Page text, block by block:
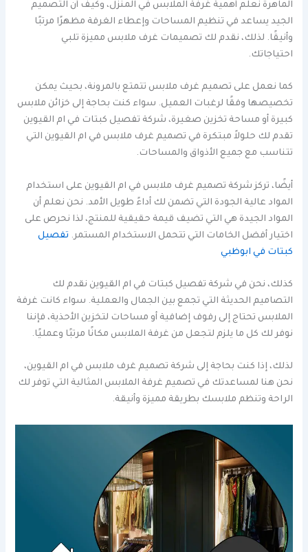
الماهرة نعلم أهمية غرفة الملابس في المنزل، وكيف أن التصميم
الجيد يساعد في تنظيم المساحات وإعطاء الغرفة مظهرًا مرتبًا
وأنيقًا. لذلك، نقدم لك تصميمات غرف ملابس مميزة تلبي
احتياجاتك.
كما نعمل على تصميم غرف ملابس تتمتع بالمرونة، بحيث يمكن
تخصيصها وفقًا لرغبات العميل. سواء كنت بحاجة إلى خزائن ملابس
كبيرة أو مساحة تخزين صغيرة، شركة تفصيل كبتات في ام القيوين
تقدم لك حلولاً مبتكرة في تصميم غرف ملابس في ام القيوين التي
تتناسب مع جميع الأذواق والمساحات.
أيضًا، تركز شركة تصميم غرف ملابس في ام القيوين على استخدام
المواد عالية الجودة التي تضمن لك أداءً طويل الأمد. نحن نعلم أن
المواد الجيدة هي التي تضيف قيمة حقيقية للمنتج، لذا نحرص على
اختيار أفضل الخامات التي تتحمل الاستخدام المستمر. تفصيل
كبتات في ابوظبي
كذلك، نحن في شركة تفصيل كبتات في ام القيوين نقدم لك
التصاميم الحديثة التي تجمع بين الجمال والعملية. سواء كانت غرفة
الملابس تحتاج إلى رفوف إضافية أو مساحات لتخزين الأحذية، فإننا
نوفر لك كل ما يلزم لتجعل من غرفة الملابس مكانًا مرتبًا وعمليًا.
لذلك، إذا كنت بحاجة إلى شركة تصميم غرف ملابس في ام القيوين،
نحن هنا لمساعدتك في تصميم غرفة الملابس المثالية التي توفر لك
الراحة وتنظم ملابسك بطريقة مميزة وأنيقة.